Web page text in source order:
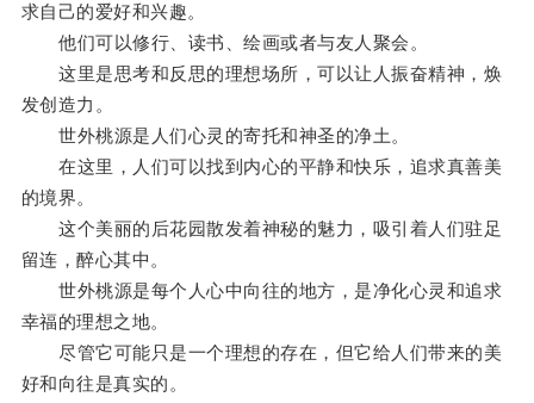
求自己的爱好和兴趣。
他们可以修行、读书、绘画或者与友人聚会。
这里是思考和反思的理想场所，可以让人振奋精神，焕
发创造力。
世外桃源是人们心灵的寄托和神圣的净土。
在这里，人们可以找到内心的平静和快乐，追求真善美
的境界。
这个美丽的后花园散发着神秘的魅力，吸引着人们驻足
留连，醉心其中。
世外桃源是每个人心中向往的地方，是净化心灵和追求
幸福的理想之地。
尽管它可能只是一个理想的存在，但它给人们带来的美
好和向往是真实的。